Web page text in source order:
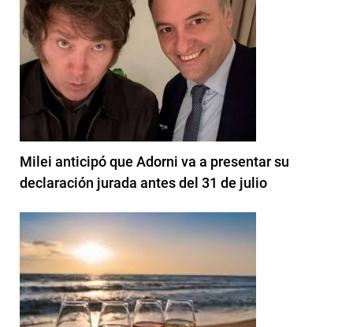
Milei anticipó que Adorni va a presentar su
declaración jurada antes del 31 de julio